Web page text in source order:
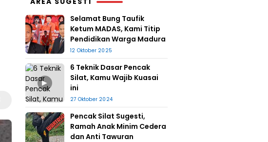
Selamat Bung Taufik
Ketum MADAS, Kami Titip
Pendidikan Warga Madura
12 Oktober 2025
▶
6 Teknik Dasar Pencak
Silat, Kamu Wajib Kuasai
ini
27 Oktober 2024
Pencak Silat Sugesti,
Ramah Anak Minim Cedera
dan Anti Tawuran